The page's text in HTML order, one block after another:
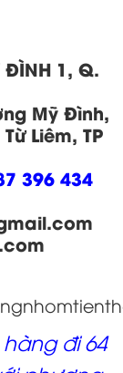
ĐÌNH 1, Q.
Mỹ Đình,
Liêm, TP
396 434
đi 64